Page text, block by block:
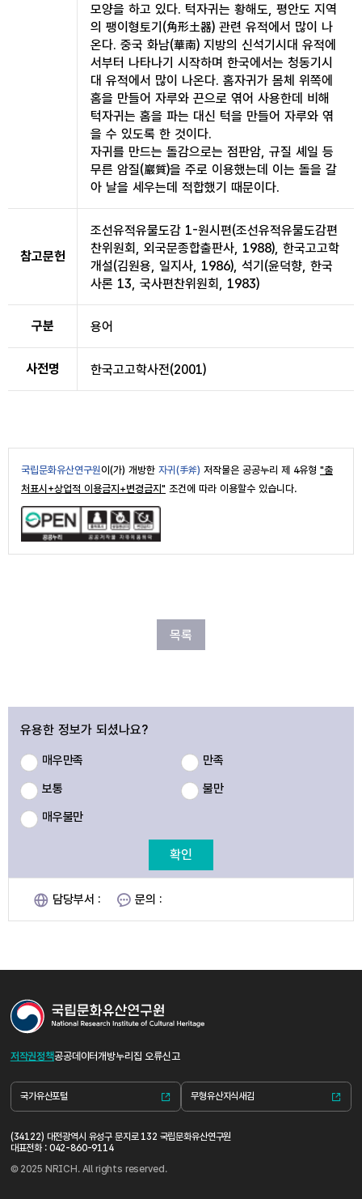
모양을 하고 있다. 턱자귀는 황해도, 평안도 지역
의 팽이형토기(角形土器) 관련 유적에서 많이 나
온다. 중국 화남(華南) 지방의 신석기시대 유적에
서부터 나타나기 시작하며 한국에서는 청동기시
대 유적에서 많이 나온다. 홈자귀가 몸체 위쪽에
홈을 만들어 자루와 끈으로 엮어 사용한데 비해
턱자귀는 홈을 파는 대신 턱을 만들어 자루와 엮
을 수 있도록 한 것이다.
자귀를 만드는 돌감으로는 점판암, 규질 셰일 등
무른 암질(巖質)을 주로 이용했는데 이는 돌을 갈
아 날을 세우는데 적합했기 때문이다.
참고문헌
조선유적유물도감 1-원시편(조선유적유물도감편
찬위원회, 외국문종합출판사, 1988), 한국고고학
개설(김원용, 일지사, 1986), 석기(윤덕향, 한국
사론 13, 국사편찬위원회, 1983)
구분 용어
사전명 한국고고학사전(2001)
국립문화유산연구원이(가) 개방한 자귀(手斧) 저작물은 공공누리 제 4유형 "출
처표시+상업적 이용금지+변경금지" 조건에 따라 이용할수 있습니다.
목록
유용한 정보가 되셨나요?
매우만족
만족
보통
불만
매우불만
확인
담당부서 : 문의 :
저작권정책공공데이터개방누리집 오류신고
국가유산포털 무형유산지식새김
(34122) 대전광역시 유성구 문지로 132 국립문화유산연구원
대표전화 : 042-860-9114
© 2025 NRICH. All rights reserved.